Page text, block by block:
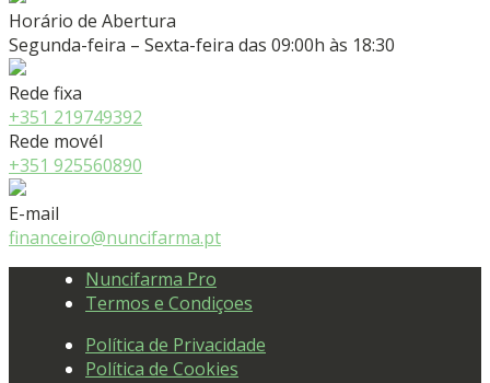
Horário de Abertura
Segunda-feira – Sexta-feira das 09:00h às 18:30
Rede fixa
+351 219749392
Rede movél
+351 925560890
E-mail
financeiro@nuncifarma.pt
Nuncifarma Pro
Termos e Condiçoes
Política de Privacidade
Política de Cookies